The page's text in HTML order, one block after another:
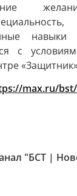
навыки
с
max.ru/bst/
"БСТ |